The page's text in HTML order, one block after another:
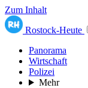
Zum Inhalt
Rostock-Heute
Panorama
Wirtschaft
Polizei
Mehr